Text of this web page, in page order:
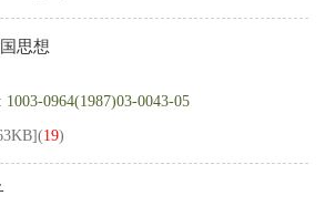
思想
1003-0964(1987)03-0043-05
](19)